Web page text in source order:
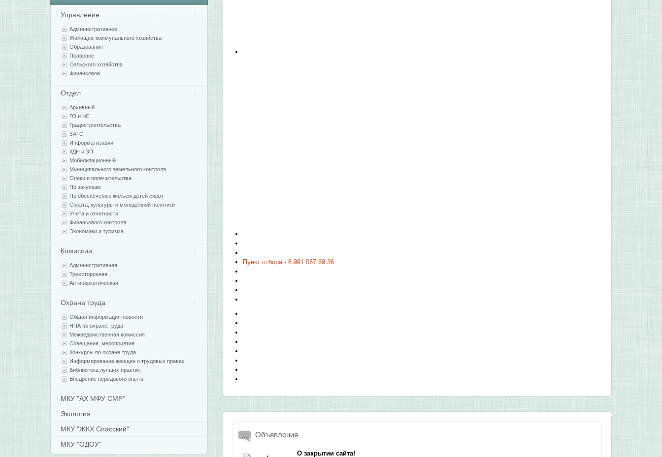
Пункт отбора - 8 991 067 69 36
Объявления
О закрытии сайта!
Управление
Административное
Жилищно-коммунального хозяйства
Образования
Правовое
Сельского хозяйства
Финансовое
Отдел
Архивный
ГО и ЧС
Градостроительства
ЗАГС
Информатизации
КДН и ЗП
Мобилизационный
Муниципального земельного контроля
Опеки и попечительства
По закупкам
По обеспечению жильем детей сирот
Спорта, культуры и молодежной политики
Учета и отчетности
Финансового контроля
Экономики и туризма
Комиссии
Административная
Трехсторонняя
Антинаркотическая
Охрана труда
Общая информация-новости
НПА по охране труда
Межведомственная комиссия
Совещания, мероприятия
Конкурсы по охране труда
Информирование женщин о трудовых правах
Библиотека лучших практик
Внедрение передового опыта
МКУ "АХ МФУ СМР"
Экология
МКУ "ЖКХ Спасский"
МКУ "ОДОУ"